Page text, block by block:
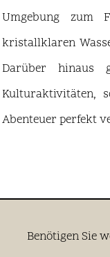
Umgebung zum
kristallklaren
Darüber hinaus
Kulturaktivitäten,
Abenteuer perfekt
Benötigen Sie